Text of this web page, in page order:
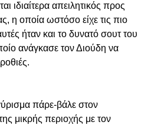
ιδιαίτερα απειλητικός προς
η οποία ωστόσο είχε τις πιο
ήταν και το δυνατό σουτ του
ανάγκασε τον Διούδη να
πάρε-βάλε στον
μικρής περιοχής με τον